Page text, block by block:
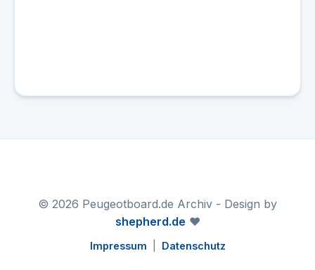
© 2026 Peugeotboard.de Archiv - Design by
shepherd.de ❤️
Impressum Datenschutz